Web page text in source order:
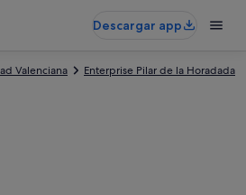
Descargar app
Valenciana Enterprise Pilar de la Horadada